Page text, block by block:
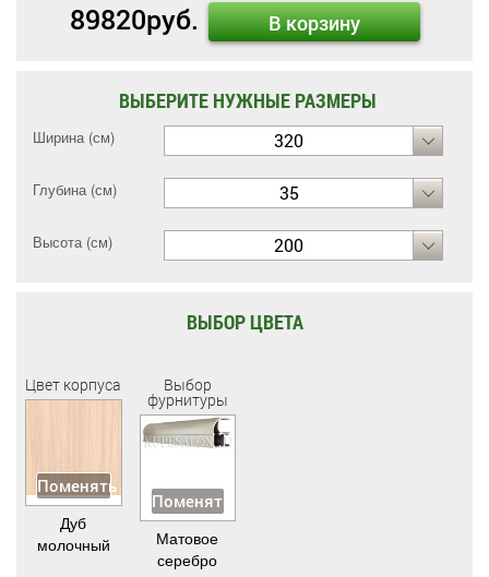
89820руб. В корзину
ВЫБЕРИТЕ НУЖНЫЕ РАЗМЕРЫ
Ширина (см) 320
Глубина (см) 35
Высота (см) 200
ВЫБОР ЦВЕТА
Цвет корпуса
Поменять
Дуб
молочный
Выбор
фурнитуры
Поменять
Матовое
серебро